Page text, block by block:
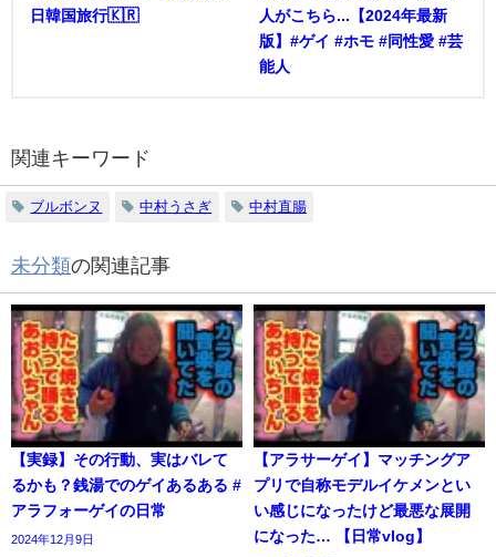
日韓国旅行🇰🇷
人がこちら...【2024年最新
版】#ゲイ #ホモ #同性愛 #芸
能人
関連キーワード
ブルボンヌ 中村うさぎ 中村直腸
未分類の関連記事
【実録】その行動、実はバレて
るかも？銭湯でのゲイあるある #
アラフォーゲイの日常
2024年12月9日
【アラサーゲイ】マッチングア
プリで自称モデルイケメンとい
い感じになったけど最悪な展開
になった… 【日常vlog】